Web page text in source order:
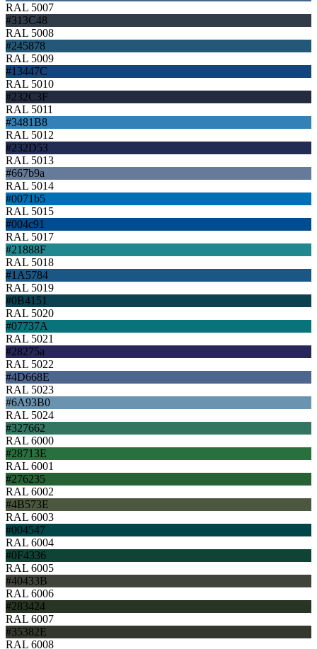
RAL 5007
#313C48
RAL 5008
#245878
RAL 5009
#13447C
RAL 5010
#232C3F
RAL 5011
#3481B8
RAL 5012
#232D53
RAL 5013
#667b9a
RAL 5014
#0071b5
RAL 5015
#004c91
RAL 5017
#21888F
RAL 5018
#1A5784
RAL 5019
#0B4151
RAL 5020
#07737A
RAL 5021
#28275a
RAL 5022
#4D668E
RAL 5023
#6A93B0
RAL 5024
#327662
RAL 6000
#28713E
RAL 6001
#276235
RAL 6002
#4B573E
RAL 6003
#004547
RAL 6004
#0F4336
RAL 6005
#40433B
RAL 6006
#283424
RAL 6007
#35382E
RAL 6008